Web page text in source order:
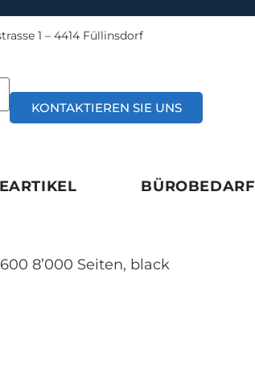
1 – 4414 Füllinsdorf
KONTAKTIEREN SIE UNS
BÜROBEDARF
8’000 Seiten, black